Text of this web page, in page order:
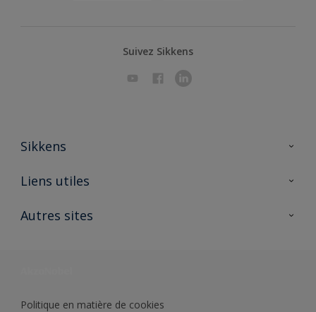
Suivez Sikkens
Sikkens
A propos de Sikkens
Liens utiles
Ouvrir un magasin PASS
Autres sites
Politique en matière de cookies